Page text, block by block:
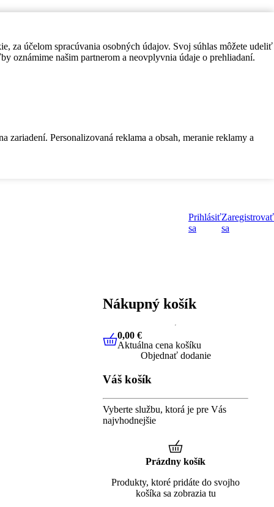
za účelom spracúvania osobných údajov. Svoj súhlas môžete udeliť
oznámime našim partnerom a neovplyvnia údaje o prehliadaní.
Personalizovaná reklama a obsah, meranie reklamy a
Prihlásiť
sa
Zaregistrovať
sa
Nákupný košík
0,00 €Aktuálna cena košíku
0,00 €
Aktuálna cena košíku
Objednať dodanie
Váš košík
Vyberte službu, ktorá je pre Vás
najvhodnejšie
Prázdny košík
Produkty, ktoré pridáte do svojho
košíka sa zobrazia tu